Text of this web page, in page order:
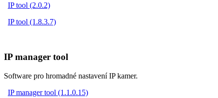
IP tool (2.0.2)
IP tool (1.8.3.7)
IP manager tool
Software pro hromadné nastavení IP kamer.
IP manager tool (1.1.0.15)